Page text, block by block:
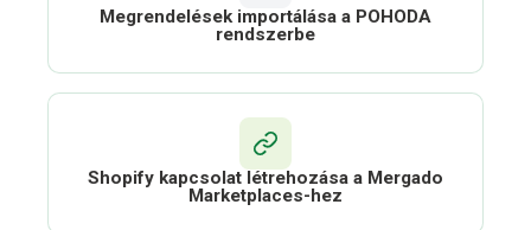
Megrendelések importálása a POHODA
rendszerbe
Shopify kapcsolat létrehozása a Mergado
Marketplaces-hez